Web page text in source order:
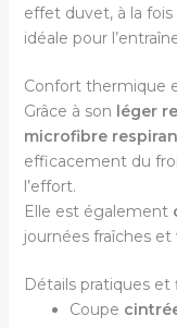
effet duvet, à la
idéale pour
Confort thermique
Grâce à son léger
microfibre
efficacement du
l’effort.
Elle est également
journées fraîches et
Détails pratiques
Coupe